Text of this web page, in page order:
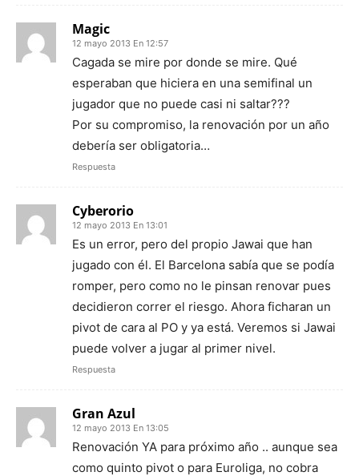
Magic
12 mayo 2013 En 12:57
Cagada se mire por donde se mire. Qué
esperaban que hiciera en una semifinal un
jugador que no puede casi ni saltar???
Por su compromiso, la renovación por un año
debería ser obligatoria…
Respuesta
Cyberorio
12 mayo 2013 En 13:01
Es un error, pero del propio Jawai que han
jugado con él. El Barcelona sabía que se podía
romper, pero como no le pinsan renovar pues
decidieron correr el riesgo. Ahora ficharan un
pivot de cara al PO y ya está. Veremos si Jawai
puede volver a jugar al primer nivel.
Respuesta
Gran Azul
12 mayo 2013 En 13:05
Renovación YA para próximo año .. aunque sea
como quinto pivot o para Euroliga, no cobra